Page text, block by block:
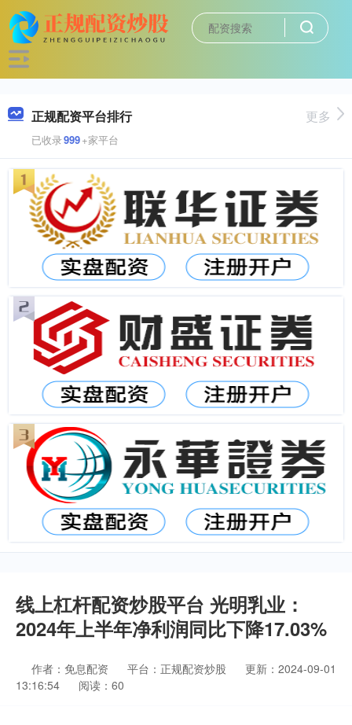
正规配资平台排行
已收录999+家平台
更多
线上杠杆配资炒股平台 光明乳业：
2024年上半年净利润同比下降17.03%
作者：免息配资 平台：正规配资炒股
更新：2024-09-01
13:16:54
阅读：60